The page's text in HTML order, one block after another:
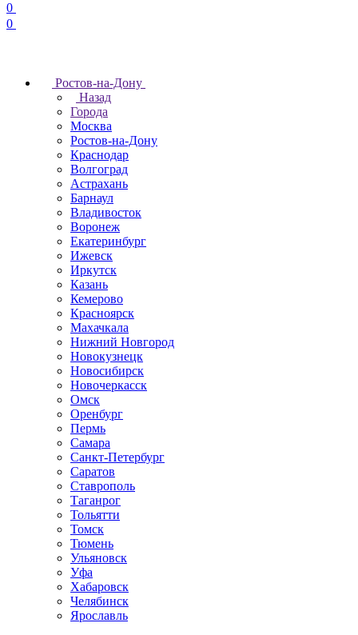
0
0
Ростов-на-Дону
Назад
Города
Москва
Ростов-на-Дону
Краснодар
Волгоград
Астрахань
Барнаул
Владивосток
Воронеж
Екатеринбург
Ижевск
Иркутск
Казань
Кемерово
Красноярск
Махачкала
Нижний Новгород
Новокузнецк
Новосибирск
Новочеркаcск
Омск
Оренбург
Пермь
Самара
Санкт-Петербург
Саратов
Ставрополь
Таганрог
Тольятти
Томск
Тюмень
Ульяновск
Уфа
Хабаровск
Челябинск
Ярославль